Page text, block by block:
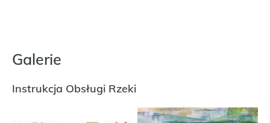
Galerie
Instrukcja Obsługi Rzeki